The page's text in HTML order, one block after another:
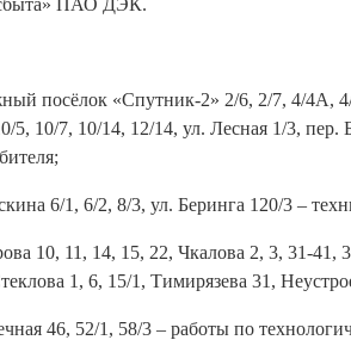
ПАО ДЭК.
посёлок «Спутник-2» 2/6, 2/7, 4/4А,
5, 10/7, 10/14, 12/14, ул. Лесная 1/3,
6/1, 6/2, 8/3, ул. Беринга 120/3 –
10, 11, 14, 15, 22, Чкалова 2, 3, 31-
1, 6, 15/1, Тимирязева 31,
46, 52/1, 58/3 – работы по